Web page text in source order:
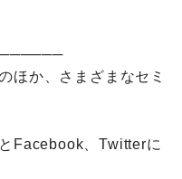
ほか、さまざまなセミ
Facebook、Twitterに